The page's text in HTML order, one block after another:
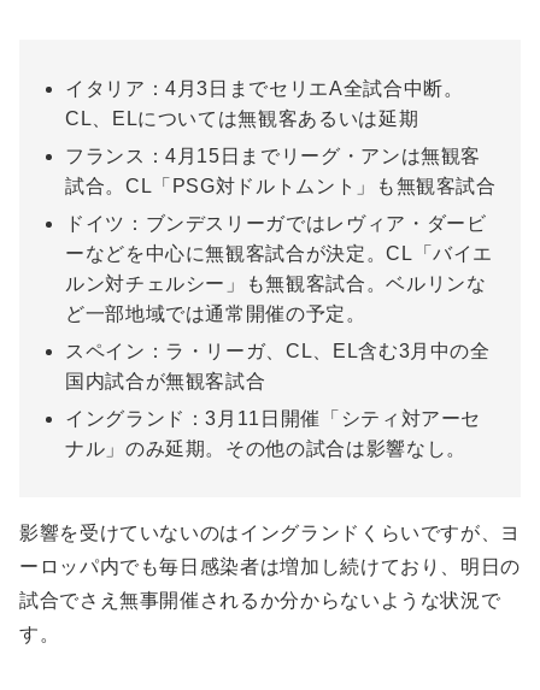
イタリア：4月3日までセリエA全試合中断。
CL、ELについては無観客あるいは延期
フランス：4月15日までリーグ・アンは無観客
試合。CL「PSG対ドルトムント」も無観客試合
ドイツ：ブンデスリーガではレヴィア・ダービ
ーなどを中心に無観客試合が決定。CL「バイエ
ルン対チェルシー」も無観客試合。ベルリンな
ど一部地域では通常開催の予定。
スペイン：ラ・リーガ、CL、EL含む3月中の全
国内試合が無観客試合
イングランド：3月11日開催「シティ対アーセ
ナル」のみ延期。その他の試合は影響なし。
影響を受けていないのはイングランドくらいですが、ヨ
ーロッパ内でも毎日感染者は増加し続けており、明日の
試合でさえ無事開催されるか分からないような状況で
す。